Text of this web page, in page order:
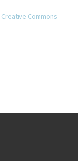
Creative Commons